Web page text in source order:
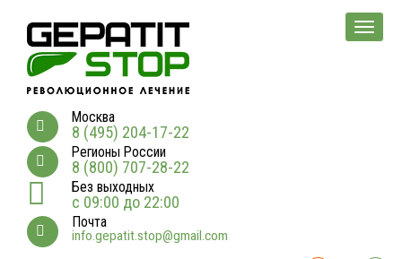
Москва
8 (495) 204-17-22
Регионы России
8 (800) 707-28-22
Без выходных
с 09:00 до 22:00
Почта
info.gepatit.stop@gmail.com